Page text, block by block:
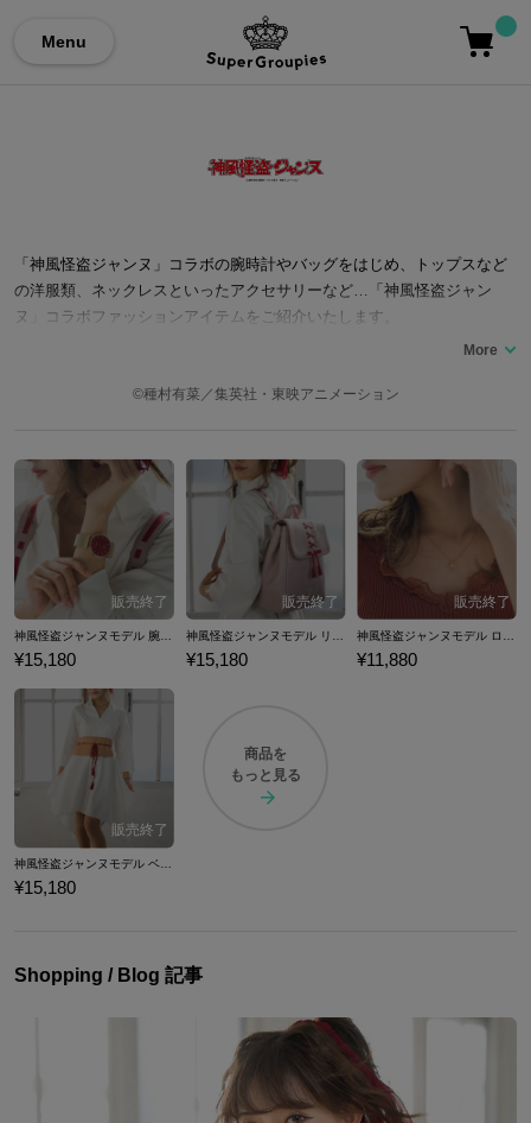
Menu
「神風怪盗ジャンヌ」コラボの腕時計やバッグをはじめ、トップスなど
の洋服類、ネックレスといったアクセサリーなど…「神風怪盗ジャン
ヌ」コラボファッションアイテムをご紹介いたします。
©種村有菜／集英社・東映アニメーション
¥15,180 ¥15,180 ¥11,880
神風怪盗ジャンヌモデル ベルト付きワンピース
¥15,180
商品を
もっと見る
Shopping / Blog 記事